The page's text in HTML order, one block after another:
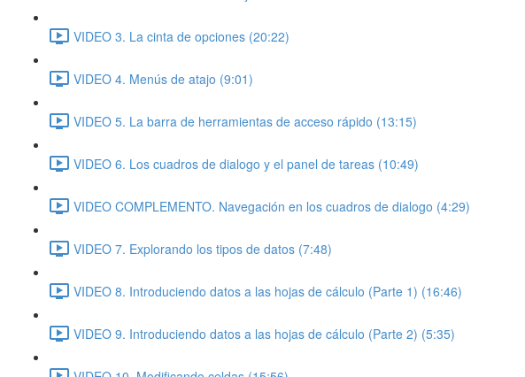
VIDEO 3. La cinta de opciones (20:22)
VIDEO 4. Menús de atajo (9:01)
VIDEO 5. La barra de herramientas de acceso rápido (13:15)
VIDEO 6. Los cuadros de dialogo y el panel de tareas (10:49)
VIDEO COMPLEMENTO. Navegación en los cuadros de dialogo (4:29)
VIDEO 7. Explorando los tipos de datos (7:48)
VIDEO 8. Introduciendo datos a las hojas de cálculo (Parte 1) (16:46)
VIDEO 9. Introduciendo datos a las hojas de cálculo (Parte 2) (5:35)